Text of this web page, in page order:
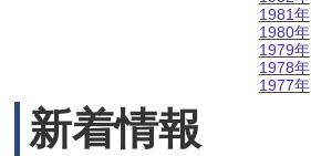
1981年
1980年
1979年
1978年
1977年
新着情報